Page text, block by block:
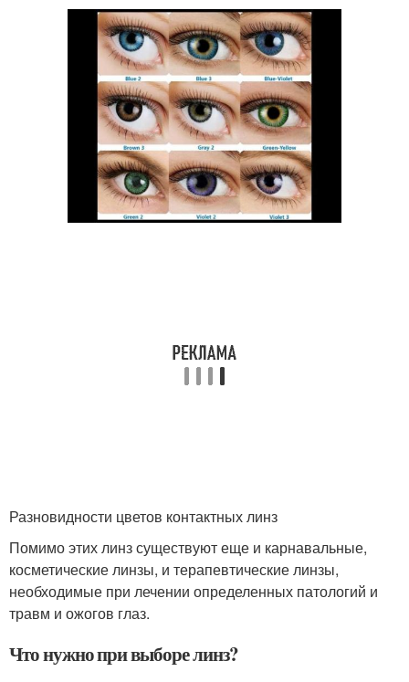
Разновидности цветов контактных линз
Помимо этих линз существуют еще и карнавальные,
косметические линзы, и терапевтические линзы,
необходимые при лечении определенных патологий и
травм и ожогов глаз.
Что нужно при выборе линз?